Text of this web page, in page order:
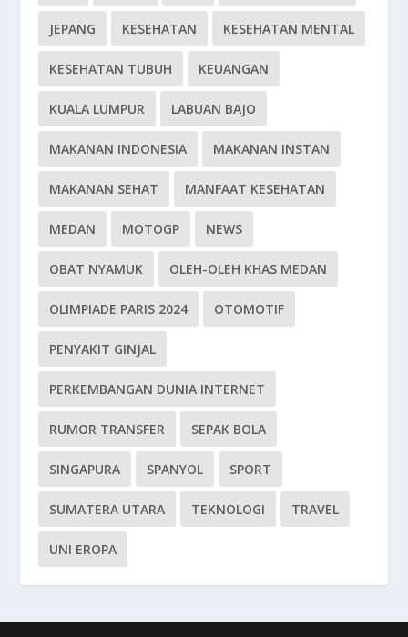
JEPANG KESEHATAN KESEHATAN MENTAL
KESEHATAN TUBUH KEUANGAN
KUALA LUMPUR LABUAN BAJO
MAKANAN INDONESIA MAKANAN INSTAN
MAKANAN SEHAT MANFAAT KESEHATAN
MEDAN MOTOGP NEWS
OBAT NYAMUK OLEH-OLEH KHAS MEDAN
OLIMPIADE PARIS 2024 OTOMOTIF
PENYAKIT GINJAL
PERKEMBANGAN DUNIA INTERNET
RUMOR TRANSFER SEPAK BOLA
SINGAPURA SPANYOL SPORT
SUMATERA UTARA TEKNOLOGI TRAVEL
UNI EROPA